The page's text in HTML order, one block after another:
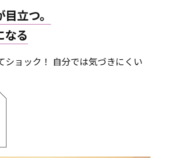
立つ。
なる
ショック！ 自分では気づきにくい